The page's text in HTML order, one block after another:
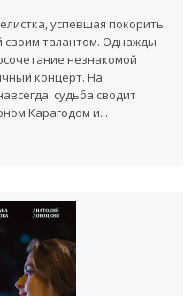
успевшая покорить
своим талантом. Однажды
незнакомой
концерт. На
судьба сводит
Карагодом и...